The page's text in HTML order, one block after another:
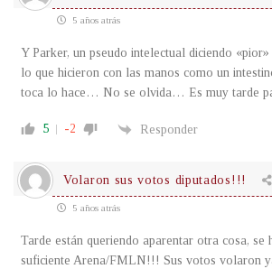
5 años atrás
Y Parker, un pseudo intelectual diciendo
lo que hicieron con las manos como un
toca lo hace… No se olvida… Es muy tarde
5 -2 Responder
Volaron sus votos diputados!!!
5 años atrás
Tarde están queriendo aparentar otra cosa, se
suficiente Arena/FMLN!!! Sus votos volaron